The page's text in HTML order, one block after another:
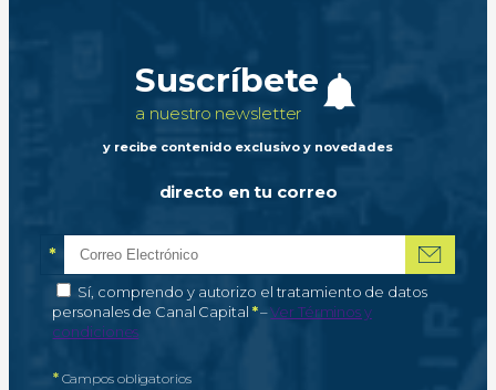
Suscríbete
a nuestro newsletter
y recibe contenido exclusivo y novedades
directo en tu correo
Correo electrónico
*Campo obligatorio
Autorización de tratamiento de datos personales
Sí, comprendo y autorizo el tratamiento de datos
personales de Canal Capital *–Campo obligatorio
Ver Términos y
condiciones
*Campos obligatorios